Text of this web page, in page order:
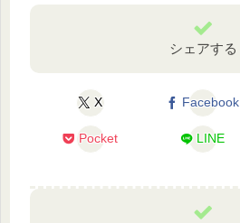
シェアする
X Facebook
Pocket LINE